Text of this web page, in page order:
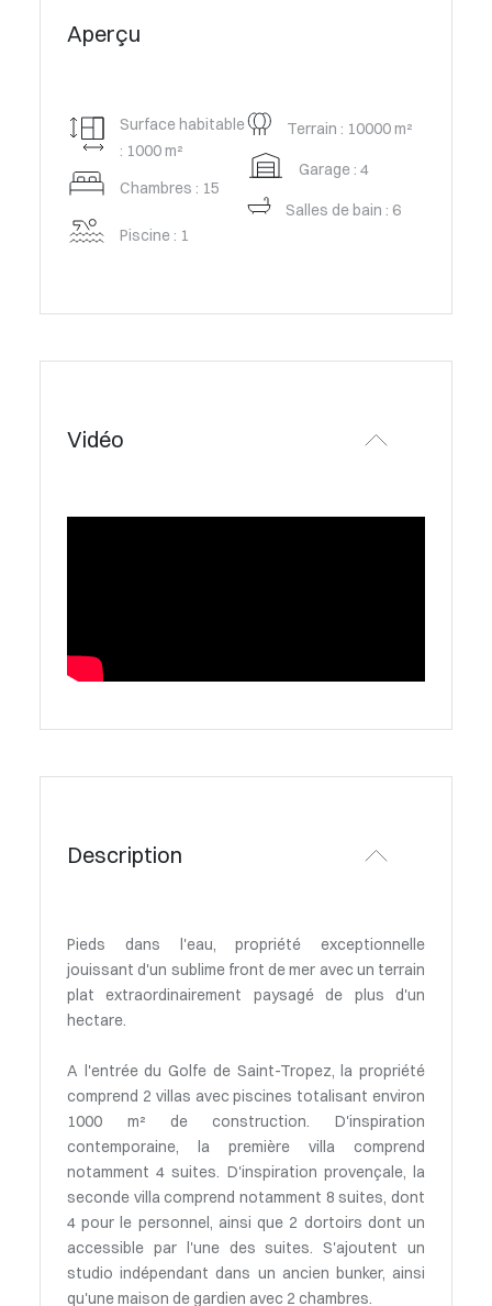
Aperçu
Surface habitable
: 1000 m²
Chambres : 15
Piscine : 1
Terrain : 10000 m²
Garage : 4
Salles de bain : 6
Vidéo
Description
Pieds dans l'eau, propriété exceptionnelle
jouissant d'un sublime front de mer avec un terrain
plat extraordinairement paysagé de plus d'un
hectare.
A l'entrée du Golfe de Saint-Tropez, la propriété
comprend 2 villas avec piscines totalisant environ
1000 m² de construction. D'inspiration
contemporaine, la première villa comprend
notamment 4 suites. D'inspiration provençale, la
seconde villa comprend notamment 8 suites, dont
4 pour le personnel, ainsi que 2 dortoirs dont un
accessible par l'une des suites. S'ajoutent un
studio indépendant dans un ancien bunker, ainsi
qu'une maison de gardien avec 2 chambres.